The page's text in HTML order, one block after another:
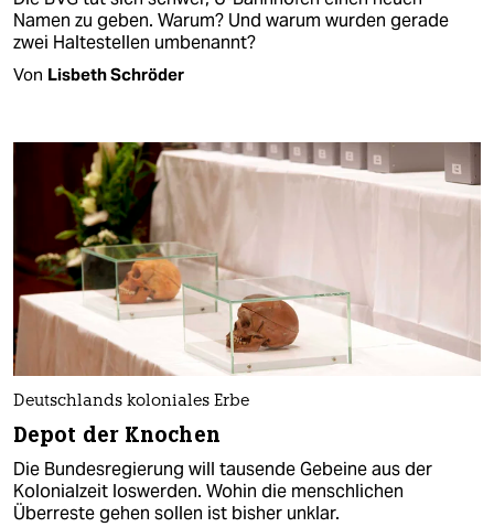
Namen zu geben. Warum? Und warum wurden gerade
zwei Haltestellen umbenannt?
Von Lisbeth Schröder
Deutschlands koloniales Erbe
Depot der Knochen
Die Bundesregierung will tausende Gebeine aus der
Kolonialzeit loswerden. Wohin die menschlichen
Überreste gehen sollen ist bisher unklar.